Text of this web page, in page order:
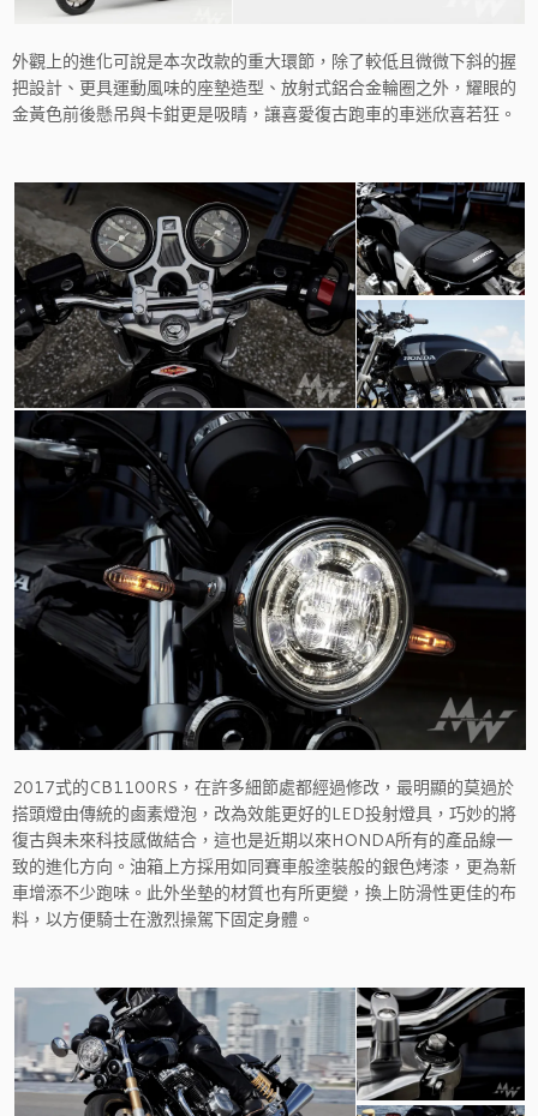
外觀上的進化可說是本次改款的重大環節，除了較低且微微下斜的握
把設計、更具運動風味的座墊造型、放射式鋁合金輪圈之外，耀眼的
金黃色前後懸吊與卡鉗更是吸睛，讓喜愛復古跑車的車迷欣喜若狂。
2017式的CB1100RS，在許多細節處都經過修改，最明顯的莫過於
搭頭燈由傳統的鹵素燈泡，改為效能更好的LED投射燈具，巧妙的將
復古與未來科技感做結合，這也是近期以來HONDA所有的產品線一
致的進化方向。油箱上方採用如同賽車般塗裝般的銀色烤漆，更為新
車增添不少跑味。此外坐墊的材質也有所更變，換上防滑性更佳的布
料，以方便騎士在激烈操駕下固定身體。